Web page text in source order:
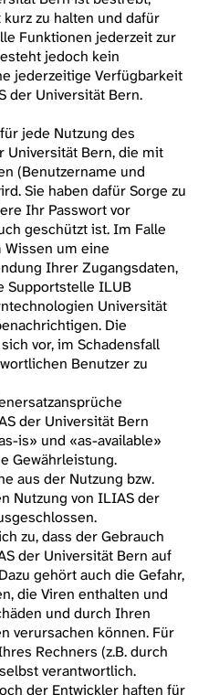
zu halten und dafür
Funktionen jederzeit zur
jedoch kein
jederzeitige Verfügbarkeit
der Universität Bern.
jede Nutzung des
Universität Bern, die mit
(Benutzername und
Sie haben dafür Sorge zu
Ihr Passwort vor
geschützt ist. Im Falle
um eine
Ihrer Zugangsdaten,
Supportstelle ILUB
Universität
Die
vor, im Schadensfall
Benutzer zu
der Universität Bern
is» und «as-available»
Gewährleistung.
aus der Nutzung bzw.
Nutzung von ILIAS der
zu, dass der Gebrauch
der Universität Bern auf
gehört auch die Gefahr,
die Viren enthalten und
und durch Ihren
verursachen können. Für
Rechners (z.B. durch
verantwortlich.
der Entwickler haften für